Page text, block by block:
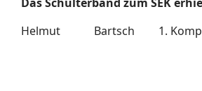
Helmut
Bartsch 1.